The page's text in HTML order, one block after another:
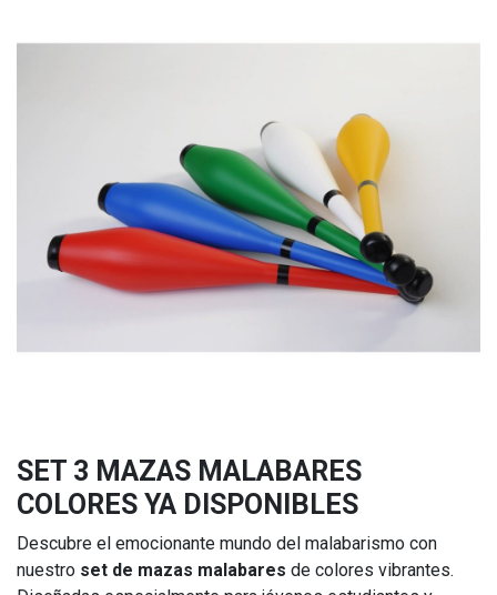
SET 3 MAZAS MALABARES
COLORES YA DISPONIBLES
Descubre el emocionante mundo del malabarismo con
nuestro set de mazas malabares de colores vibrantes.